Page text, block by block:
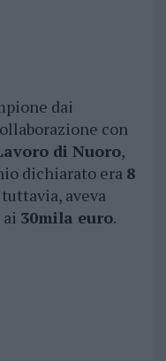
dai
con
di Nuoro,
dichiarato era 8
aveva
30mila euro.